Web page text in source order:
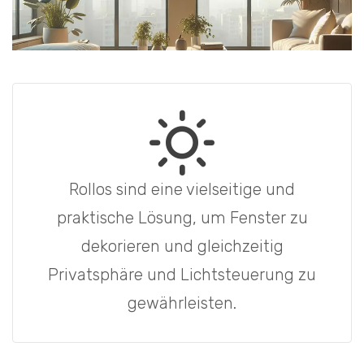
Rollos sind eine vielseitige und
praktische Lösung, um Fenster zu
dekorieren und gleichzeitig
Privatsphäre und Lichtsteuerung zu
gewährleisten.